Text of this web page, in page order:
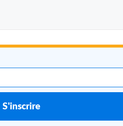
S'inscrire